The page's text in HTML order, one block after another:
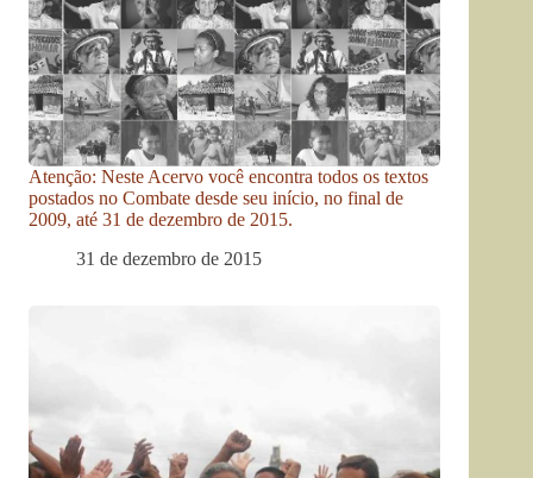
Atenção: Neste Acervo você encontra todos os textos
postados no Combate desde seu início, no final de
2009, até 31 de dezembro de 2015.
31 de dezembro de 2015